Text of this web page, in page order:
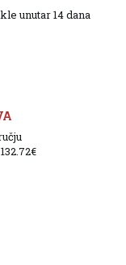
unutar 14 dana